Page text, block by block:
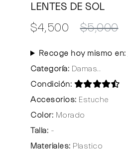
LENTES DE SOL
$4,500 $5,000
Recoge hoy mismo en:
Categoría: Damas..
Condición:
Accesorios: Estuche
Color: Morado
Talla: -
Materiales: Plastico